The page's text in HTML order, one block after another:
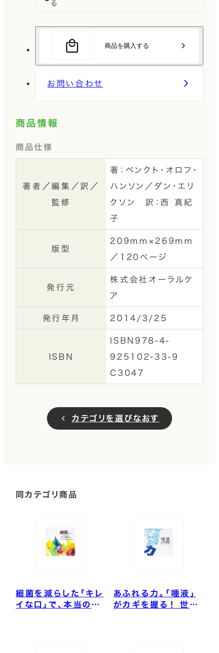
る
商品を購入する
お問い合わせ
商品情報
商品仕様
著者／編集／訳／
監修
著：ベンクト・オロフ・
ハンソン／ダン・エリ
クソン 訳：西 真紀
子
版型
209mm×269mm
／120ページ
発行元
株式会社オーラルケ
ア
発行年月 2014/3/25
ISBN
ISBN978-4-
925102-33-9
C3047
カテゴリを選びなおす
同カテゴリ商品
細菌を減らした「キレ
イな口」で、本当の健
あふれる力。「唾液」
がカギを握る！ 世界